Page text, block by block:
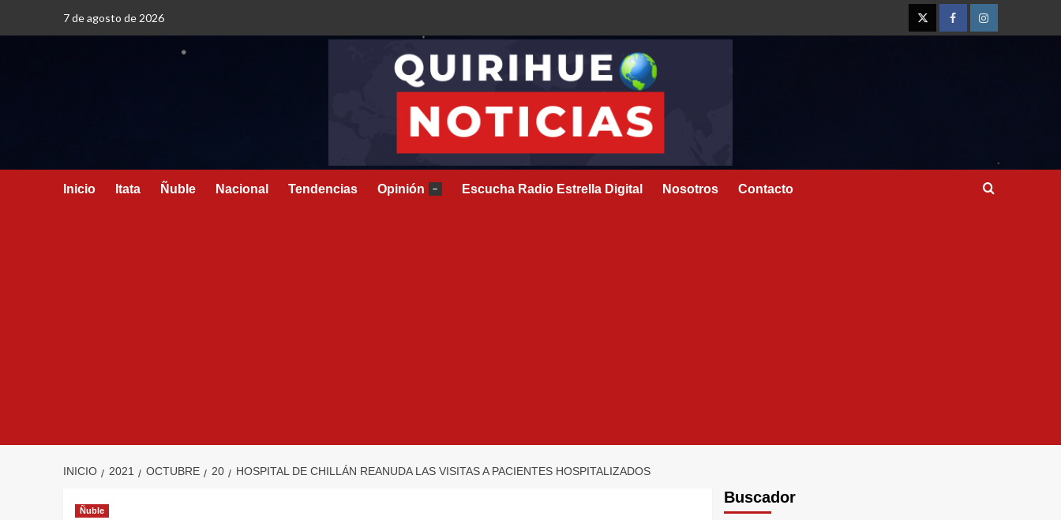
7 de agosto de 2026
Inicio Itata Ñuble Nacional Tendencias Opinión – Escucha Radio Estrella Digital Nosotros Contacto
INICIO 2021 OCTUBRE 20 HOSPITAL DE CHILLÁN REANUDA LAS VISITAS A PACIENTES HOSPITALIZADOS
Ñuble
Buscador